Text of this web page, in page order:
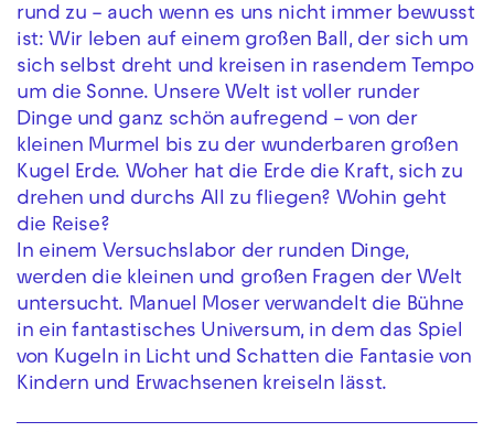
rund zu – auch wenn es uns nicht immer bewusst
ist: Wir leben auf einem großen Ball, der sich um
sich selbst dreht und kreisen in rasendem Tempo
um die Sonne. Unsere Welt ist voller runder
Dinge und ganz schön aufregend – von der
kleinen Murmel bis zu der wunderbaren großen
Kugel Erde. Woher hat die Erde die Kraft, sich zu
drehen und durchs All zu fliegen? Wohin geht
die Reise?
In einem Versuchslabor der runden Dinge,
werden die kleinen und großen Fragen der Welt
untersucht. Manuel Moser verwandelt die Bühne
in ein fantastisches Universum, in dem das Spiel
von Kugeln in Licht und Schatten die Fantasie von
Kindern und Erwachsenen kreiseln lässt.